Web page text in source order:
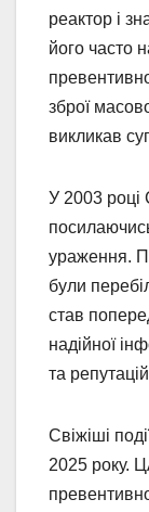
реактор і
його часто
зброї
викликав
У 2003 році
ураження.
були
став
надійної
та
Свіжіші
2025 року.